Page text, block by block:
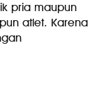
pria maupun
atlet. Karena